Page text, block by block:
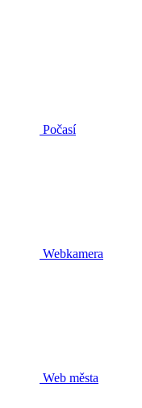
Počasí
Webkamera
Web města